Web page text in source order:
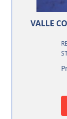
VALLE